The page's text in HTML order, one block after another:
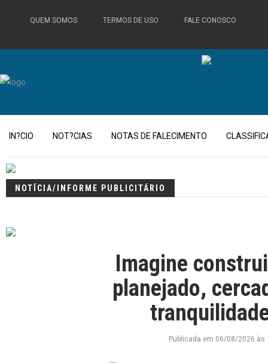
QUEM SOMOS TERMOS DE USO FALE CONOSCO
IN?CIO NOT?CIAS NOTAS DE FALECIMENTO
NOTÍCIA/INFORME PUBLICITÁRIO
Imagine
planejado,
Publicada em 06/08/2026 às